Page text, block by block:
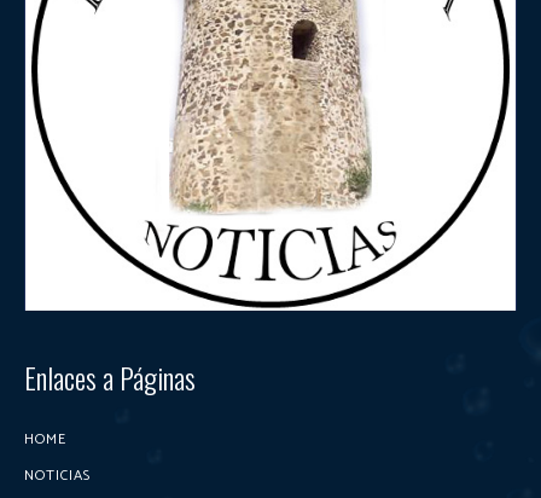
Enlaces a Páginas
HOME
NOTICIAS